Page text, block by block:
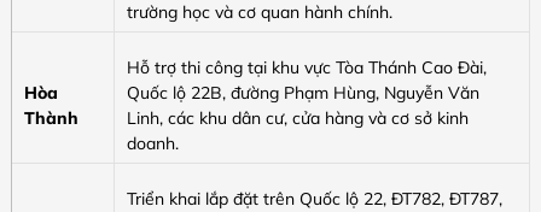
trường học và cơ quan hành chính.
Hòa
Thành
Hỗ trợ thi công tại khu vực Tòa Thánh Cao Đài,
Quốc lộ 22B, đường Phạm Hùng, Nguyễn Văn
Linh, các khu dân cư, cửa hàng và cơ sở kinh
doanh.
Triển khai lắp đặt trên Quốc lộ 22, ĐT782, ĐT787,